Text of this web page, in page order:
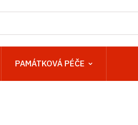
PAMÁTKOVÁ PÉČE